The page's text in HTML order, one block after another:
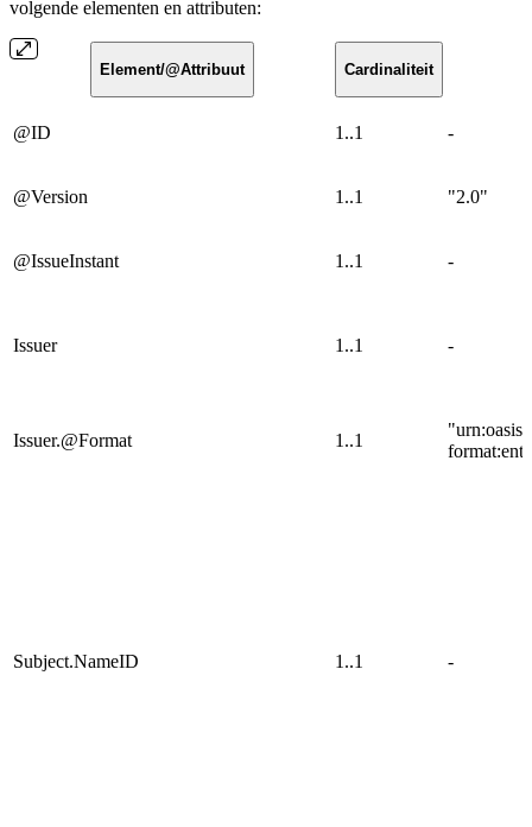
volgende elementen en attributen:
Element/@Attribuut Cardinaliteit
@ID 1..1 -
@Version 1..1 "2.0"
@IssueInstant 1..1 -
Issuer 1..1 -
Issuer.@Format 1..1
Subject.NameID 1..1 -